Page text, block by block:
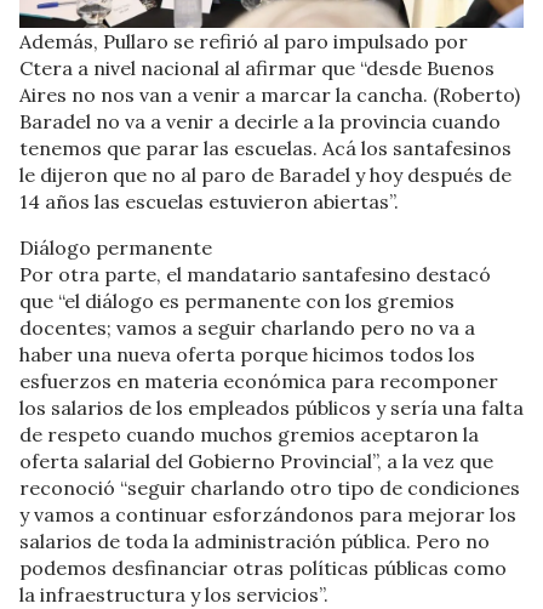
Además, Pullaro se refirió al paro impulsado por
Ctera a nivel nacional al afirmar que “desde Buenos
Aires no nos van a venir a marcar la cancha. (Roberto)
Baradel no va a venir a decirle a la provincia cuando
tenemos que parar las escuelas. Acá los santafesinos
le dijeron que no al paro de Baradel y hoy después de
14 años las escuelas estuvieron abiertas”.
Diálogo permanente
Por otra parte, el mandatario santafesino destacó
que “el diálogo es permanente con los gremios
docentes; vamos a seguir charlando pero no va a
haber una nueva oferta porque hicimos todos los
esfuerzos en materia económica para recomponer
los salarios de los empleados públicos y sería una falta
de respeto cuando muchos gremios aceptaron la
oferta salarial del Gobierno Provincial”, a la vez que
reconoció “seguir charlando otro tipo de condiciones
y vamos a continuar esforzándonos para mejorar los
salarios de toda la administración pública. Pero no
podemos desfinanciar otras políticas públicas como
la infraestructura y los servicios”.